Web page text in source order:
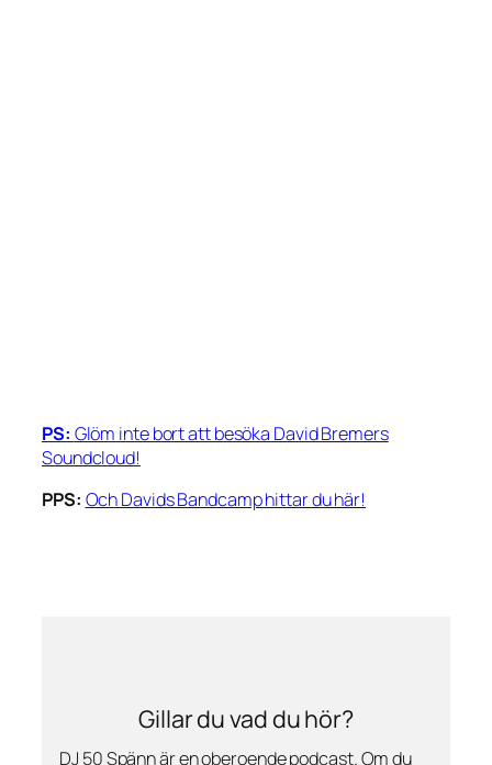
PS: Glöm inte bort att besöka David Bremers
Soundcloud!
PPS: Och Davids Bandcamp hittar du här!
Gillar du vad du hör?
DJ 50 Spänn är en oberoende podcast. Om du